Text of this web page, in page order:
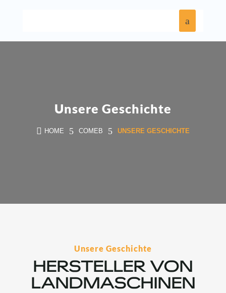
Unsere Geschichte
 HOME 5 COMEB 5 UNSERE GESCHICHTE
Unsere Geschichte
HERSTELLER VON
LANDMASCHINEN